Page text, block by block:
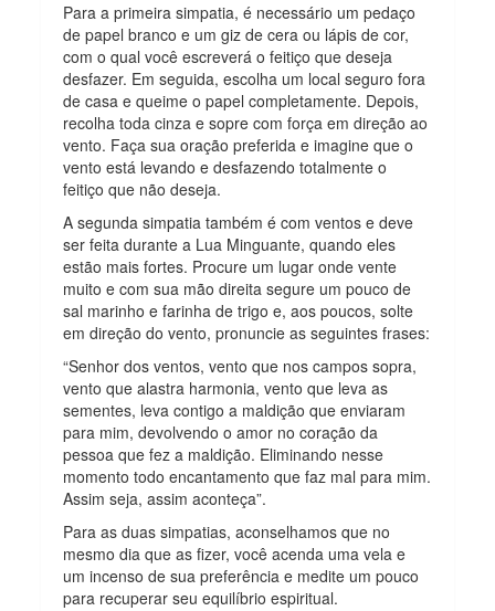
Para a primeira simpatia, é necessário um pedaço
de papel branco e um giz de cera ou lápis de cor,
com o qual você escreverá o feitiço que deseja
desfazer. Em seguida, escolha um local seguro fora
de casa e queime o papel completamente. Depois,
recolha toda cinza e sopre com força em direção ao
vento. Faça sua oração preferida e imagine que o
vento está levando e desfazendo totalmente o
feitiço que não deseja.
A segunda simpatia também é com ventos e deve
ser feita durante a Lua Minguante, quando eles
estão mais fortes. Procure um lugar onde vente
muito e com sua mão direita segure um pouco de
sal marinho e farinha de trigo e, aos poucos, solte
em direção do vento, pronuncie as seguintes frases:
“Senhor dos ventos, vento que nos campos sopra,
vento que alastra harmonia, vento que leva as
sementes, leva contigo a maldição que enviaram
para mim, devolvendo o amor no coração da
pessoa que fez a maldição. Eliminando nesse
momento todo encantamento que faz mal para mim.
Assim seja, assim aconteça”.
Para as duas simpatias, aconselhamos que no
mesmo dia que as fizer, você acenda uma vela e
um incenso de sua preferência e medite um pouco
para recuperar seu equilíbrio espiritual.